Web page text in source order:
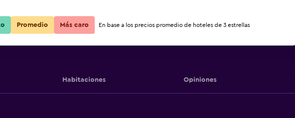
Naehe
Habitaciones Opiniones
Promedio Más caro En base a los precios promedio de hoteles de 3 estrellas